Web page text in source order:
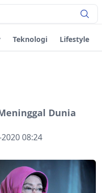
Teknologi Lifestyle
Dunia
08:24